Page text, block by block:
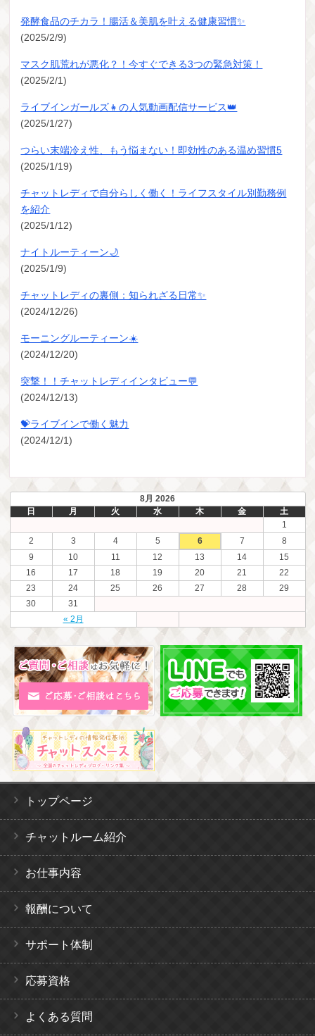
発酵食品のチカラ！腸活＆美肌を叶える健康習慣✨
(2025/2/9)
マスク肌荒れが悪化？！今すぐできる3つの緊急対策！
(2025/2/1)
ライブインガールズ👧の人気動画配信サービス👑
(2025/1/27)
つらい末端冷え性、もう悩まない！即効性のある温め習慣5
(2025/1/19)
チャットレディで自分らしく働く！ライフスタイル別勤務例
を紹介
(2025/1/12)
ナイトルーティーン🌙
(2025/1/9)
チャットレディの裏側：知られざる日常✨
(2024/12/26)
モーニングルーティーン☀️
(2024/12/20)
突撃！！チャットレディインタビュー💬
(2024/12/13)
💝ライブインで働く魅力
(2024/12/1)
8月 2026
日
月 火 水 木 金 土
« 2月
1
2
3 4 5 6 7
8
9
10 11 12 13 14
15
16
17 18 19 20 21
22
23
24 25 26 27 28
29
30
31
トップページ
チャットルーム紹介
お仕事内容
報酬について
サポート体制
応募資格
よくある質問